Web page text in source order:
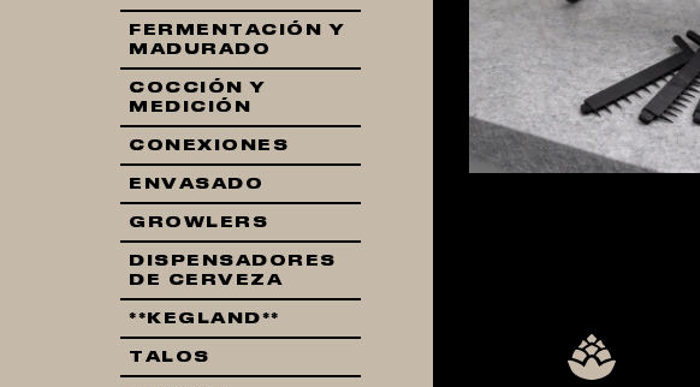
FERMENTACIÓN Y
MADURADO
COCCIÓN Y
MEDICIÓN
CONEXIONES
ENVASADO
GROWLERS
DISPENSADORES
DE CERVEZA
**KEGLAND**
TALOS